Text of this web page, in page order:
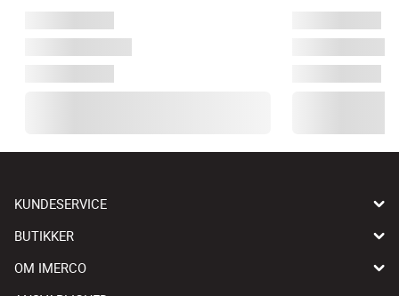
KUNDESERVICE
BUTIKKER
OM IMERCO